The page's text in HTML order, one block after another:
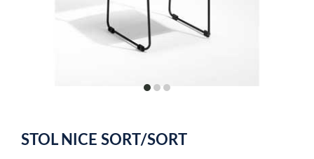
itemitemitem
of
STOL NICE SORT/SORT